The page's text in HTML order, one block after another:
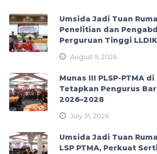
Umsida Jadi Tuan
Penelitian dan
Perguruan Tinggi
August 5, 2026
Munas III PLSP-PTMA
Tetapkan Pengurus
2026–2028
July 31, 2026
Umsida Jadi Tuan
LSP PTMA, Perkuat